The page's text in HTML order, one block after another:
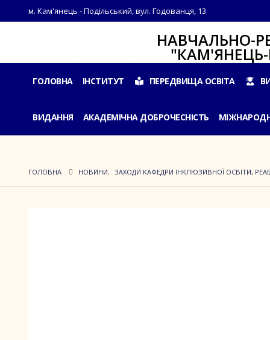
м. Кам'янець - Подільський, вул. Годованця, 13
НАВЧАЛЬНО-
"КАМ'ЯНЕЦЬ-
ГОЛОВНА ІНСТИТУТ ПЕРЕДВИЩА ОСВІТА
ВИДАННЯ АКАДЕМІЧНА ДОБРОЧЕСНІСТЬ
ГОЛОВНА НОВИНИ, ЗАХОДИ КАФЕДРИ ІНКЛЮЗИВНОЇ ОСВІТИ,